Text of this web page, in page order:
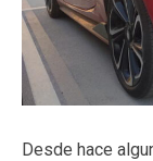
Desde hace